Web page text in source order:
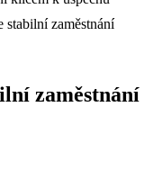
stabilní zaměstnání
zaměstnání